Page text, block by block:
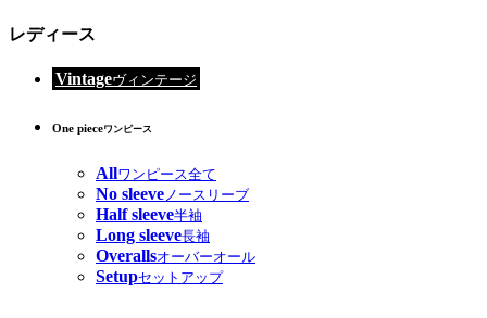
レディース
Vintageヴィンテージ
One pieceワンピース
Allワンピース全て
No sleeveノースリーブ
Half sleeve半袖
Long sleeve長袖
Overallsオーバーオール
Setupセットアップ